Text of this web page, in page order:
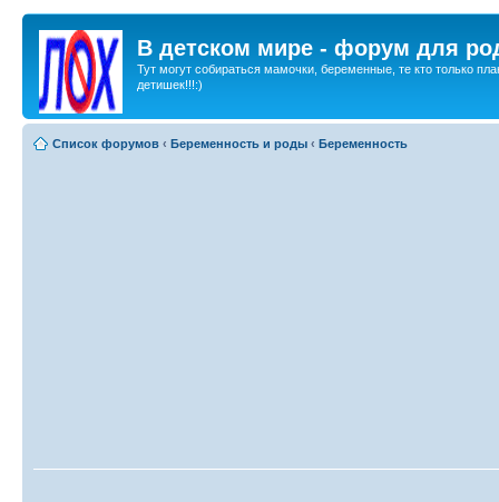
В детском мире - форум для
Тут могут собираться мамочки, беременные, те кто только
детишек!!!:)
Список форумов ‹ Беременность и роды ‹ Беременность